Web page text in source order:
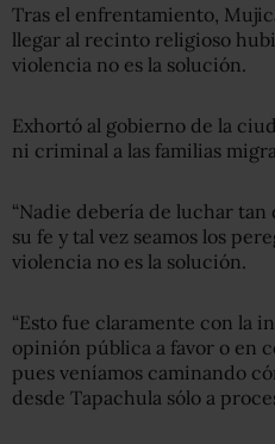
Tras el enfrentamiento,
llegar al recinto religioso
violencia no es la solución.
Exhortó al gobierno de la
ni criminal a las familias
“Nadie debería de luchar
su fe y tal vez seamos los
violencia no es la solución.
“Esto fue claramente con la
opinión pública a favor o en
pues veníamos caminando
desde Tapachula sólo a